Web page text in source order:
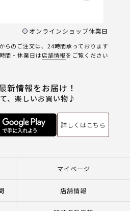
オンラインショップ休業日
らのご注文は、24時間承っております
間・休業日は店舗情報をご覧ください
新情報をお届け！
、楽しいお買い物♪
詳しくはこちら
マイページ
店舗情報